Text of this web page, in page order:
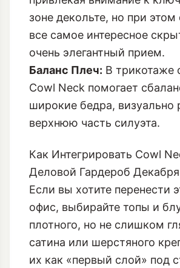
Cowl Neck помогает
широкие бедра, визуально
верхнюю часть силуэта.
Как Интегрировать Cowl
Деловой Гардероб
Если вы хотите перенести
офис, выбирайте топы и
плотного, но не слишком
сатина или шерстяного
их как «первый слой» под
длинный маскулинный
. Жилет будет